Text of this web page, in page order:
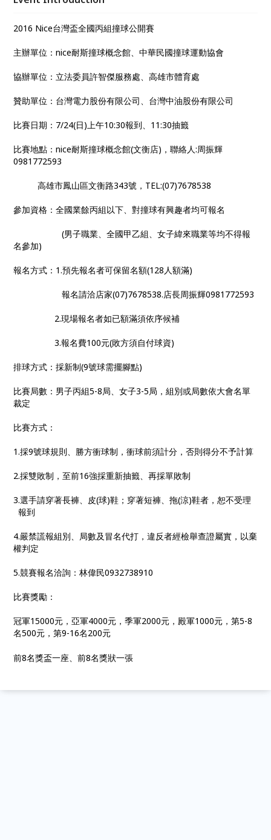
2016 Nice台灣盃全國丙組撞球公開賽
主辦單位：nice耐斯撞球概念館、中華民國撞球運動協會
協辦單位：立法委員許智傑服務處、高雄市體育處
贊助單位：台灣電力股份有限公司、台灣中油股份有限公司
比賽日期： 7/24(日)上午10:30報到、 11:30抽籤
比賽地點：nice耐斯撞球概念館(文衡店) ，聯絡人:周振輝
0981772593
高雄市鳳山區文衡路343號， TEL:(07)7678538
參加資格：全國業餘丙組以下、對撞球有興趣者均可報名
(男子職業、全國甲乙組、女子緯來職業等均不得報
名參加)
報名方式： 1.預先報名者可保留名額(128人額滿)
報名請洽店家(07)7678538.店長周振輝0981772593
2.現場報名者如已額滿須依序候補
3.報名費100元(敗方須自付球資)
排球方式：採新制(9號球需擺腳點)
比賽局數：男子丙組5-8局、女子3-5局，組別或局數依大會名單
裁定
比賽方式：
1.採9號球規則、勝方衝球制，衝球前須計分，否則得分不予計算
2.採雙敗制，至前16強採重新抽籤、再採單敗制
3.選手請穿著長褲、皮(球)鞋；穿著短褲、拖(涼)鞋者，恕不受理
報到
4.嚴禁謊報組別、局數及冒名代打，違反者經檢舉查證屬實，以棄
權判定
5.競賽報名洽詢：林偉民0932738910
比賽獎勵：
冠軍15000元，亞軍4000元，季軍2000元，殿軍1000元，第5-8
名500元，第9-16名200元
前8名獎盃一座、前8名獎狀一張